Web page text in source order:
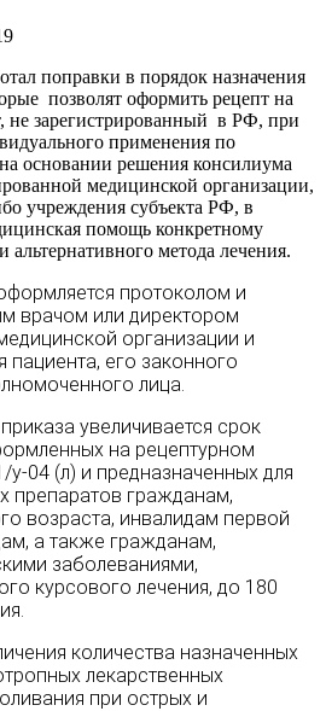
поправки в порядок назначения
позволят оформить рецепт на
не зарегистрированный ‎в РФ, при
применения ‎по
основании решения консилиума
медицинской организации,
учреждения субъекта РФ, ‎в
помощь конкретному
альтернативного метода лечения.
протоколом и
врачом или директором
организации ‎и
пациента, его законного
лица.
увеличивается срок
на рецептурном
04 (л) и предназначенных для
препаратов гражданам,
возраста, инвалидам первой
а также гражданам,
заболеваниями,
курсового лечения, до 180
количества назначенных
лекарственных
при острых ‎и